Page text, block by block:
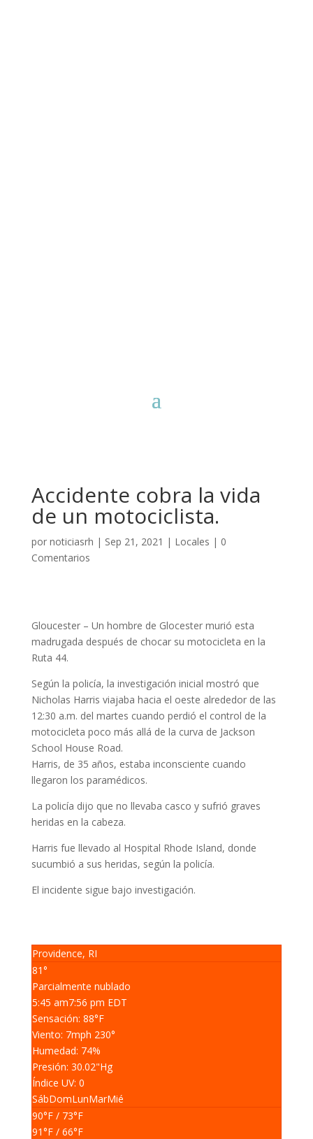
Accidente cobra la vida
de un motociclista.
por noticiasrh | Sep 21, 2021 | Locales | 0
Comentarios
Gloucester – Un hombre de Glocester murió esta
madrugada después de chocar su motocicleta en la
Ruta 44.
Según la policía, la investigación inicial mostró que
Nicholas Harris viajaba hacia el oeste alrededor de las
12:30 a.m. del martes cuando perdió el control de la
motocicleta poco más allá de la curva de Jackson
School House Road.
Harris, de 35 años, estaba inconsciente cuando
llegaron los paramédicos.
La policía dijo que no llevaba casco y sufrió graves
heridas en la cabeza.
Harris fue llevado al Hospital Rhode Island, donde
sucumbió a sus heridas, según la policía.
El incidente sigue bajo investigación.
Providence, RI
81°
Parcialmente nublado
5:45 am7:56 pm EDT
Sensación: 88°F
Viento: 7mph 230°
Humedad: 74%
Presión: 30.02"Hg
Índice UV: 0
SábDomLunMarMié
90°F/ 73°F
91°F/ 66°F